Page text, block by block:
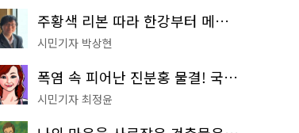
주황색 리본 따라 한강부터 메타세쿼이아 숲길까지…서울둘레길 15코스
시민기자 박상현
폭염 속 피어난 진분홍 물결! 국립중앙박물관 배롱나무 명소
시민기자 최정윤